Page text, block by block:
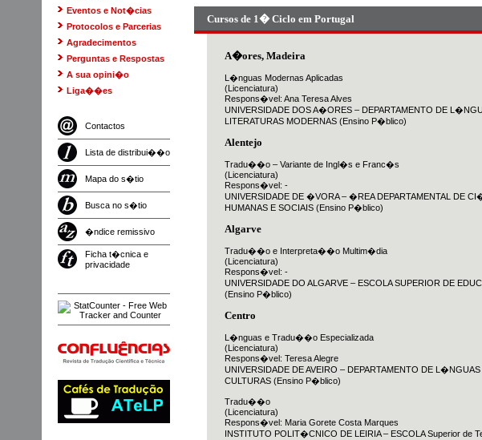
Eventos e Not�cias
Protocolos e Parcerias
Agradecimentos
Perguntas e Respostas
A sua opini�o
Liga��es
Contactos
Lista de distribui��o
Mapa do s�tio
Busca no s�tio
�ndice remissivo
Ficha t�cnica e
privacidade
Cursos de 1� Ciclo em Portugal
A�ores, Madeira
L�nguas Modernas Aplicadas
(Licenciatura)
Respons�vel: Ana Teresa Alves
UNIVERSIDADE DOS A�ORES – DEPARTAMENTO DE
LITERATURAS MODERNAS (Ensino P�blico)
Alentejo
Tradu��o – Variante de Ingl�s e Franc�s
(Licenciatura)
Respons�vel: -
UNIVERSIDADE DE �VORA – �REA DEPARTAMENTAL DE
HUMANAS E SOCIAIS (Ensino P�blico)
Algarve
Tradu��o e Interpreta��o Multim�dia
(Licenciatura)
Respons�vel: -
UNIVERSIDADE DO ALGARVE – ESCOLA SUPERIOR DE
(Ensino P�blico)
Centro
L�nguas e Tradu��o Especializada
(Licenciatura)
Respons�vel: Teresa Alegre
UNIVERSIDADE DE AVEIRO – DEPARTAMENTO DE L�NGUAS
CULTURAS (Ensino P�blico)
Tradu��o
(Licenciatura)
Respons�vel: Maria Gorete Costa Marques
INSTITUTO POLIT�CNICO DE LEIRIA – ESCOLA Superior de